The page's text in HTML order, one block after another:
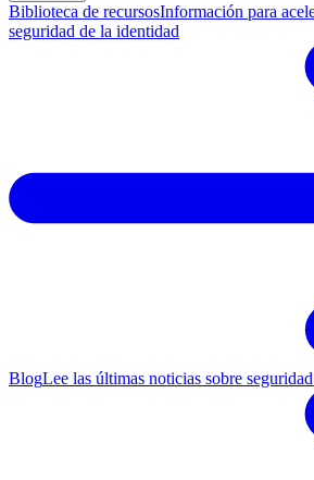
Biblioteca de recursosInformación para
seguridad de la identidad
BlogLee las últimas noticias sobre